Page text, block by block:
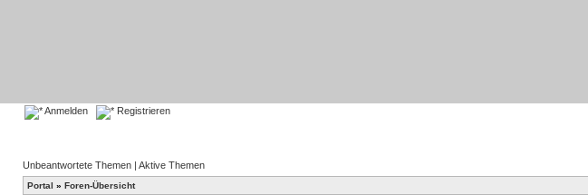
Anmelden Registrieren
Unbeantwortete Themen | Aktive Themen
Portal » Foren-Übersicht